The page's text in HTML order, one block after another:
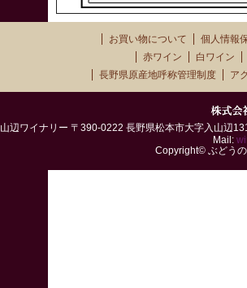
お買い物について
個人情報
赤ワイン
白ワイン
長野県原産地呼称管理制度
ア
山辺ワイナリー 〒390-0222 長野県松本市大字入山辺
Mail:
Copyright© ぶどう